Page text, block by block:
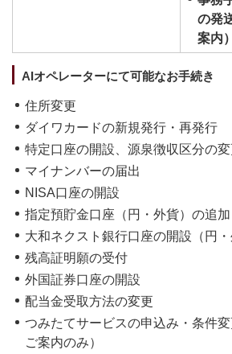
の発
案内）
AIオペレーターにて可能なお手続き
住所変更
ダイワカードの新規発行・再発行
特定口座の開設、源泉徴収区分の変
マイナンバーの届出
NISA口座の開設
指定預貯金口座（円・外貨）の追
大和ネクスト銀行口座の開設（円・
残高証明願の受付
外国証券口座の開設
配当金受取方法の変更
つみたてサービスの申込み・条件
ご案内のみ）